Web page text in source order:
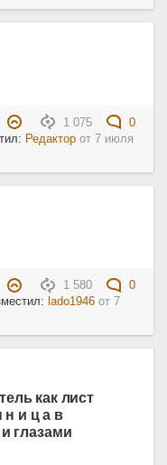
1 075
0
Редактор от7 июля
1 580
0
lado1946 от 7
как лист
н и ц а в
глазами